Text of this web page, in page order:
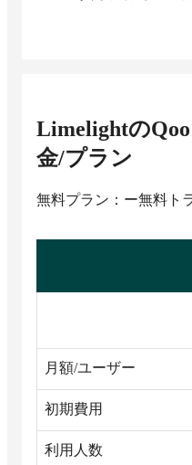
Limelightの
金/プラン
無料プラン：ー無料ト
月額/ユーザー
初期費用
利用人数